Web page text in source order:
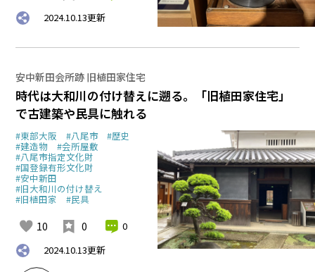
2024.10.13更新
安中新田会所跡 旧植田家住宅
時代は大和川の付け替えに遡る。「旧植田家住宅」
で古建築や民具に触れる
#東部大阪 #八尾市 #歴史
#建造物 #会所屋敷
#八尾市指定文化財
#国登録有形文化財
#安中新田
#旧大和川の付け替え
#旧植田家 #民具
10 0
0
2024.10.13更新